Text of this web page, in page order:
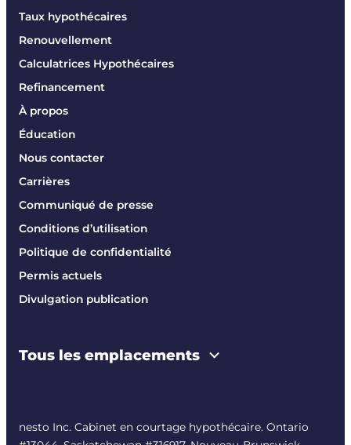
Taux hypothécaires
Renouvellement
Calculatrices Hypothécaires
Refinancement
À propos
Éducation
Nous contacter
Carrières
Communiqué de presse
Conditions d’utilisation
Politique de confidentialité
Permis actuels
Divulgation publication
Tous les emplacements
nesto Inc. Cabinet en courtage hypothécaire. Ontario